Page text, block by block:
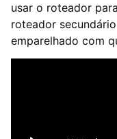
usar o roteador
roteador
emparelhado com